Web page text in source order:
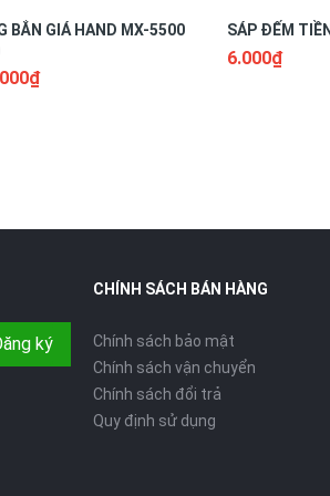
BẮN GIÁ HAND MX-5500
SÁP ĐẾM
6.000₫
ký
CHÍNH SÁCH BÁN HÀNG
Chính sách bảo mật
Chính sách vận chuyển
Chính sách đổi trả
Quy định sử dụng